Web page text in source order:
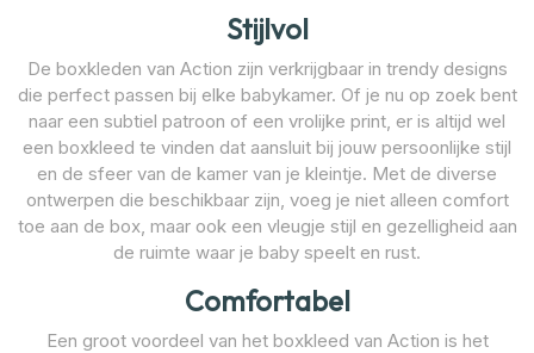
Stijlvol
De boxkleden van Action zijn verkrijgbaar in trendy designs
die perfect passen bij elke babykamer. Of je nu op zoek bent
naar een subtiel patroon of een vrolijke print, er is altijd wel
een boxkleed te vinden dat aansluit bij jouw persoonlijke stijl
en de sfeer van de kamer van je kleintje. Met de diverse
ontwerpen die beschikbaar zijn, voeg je niet alleen comfort
toe aan de box, maar ook een vleugje stijl en gezelligheid aan
de ruimte waar je baby speelt en rust.
Comfortabel
Een groot voordeel van het boxkleed van Action is het